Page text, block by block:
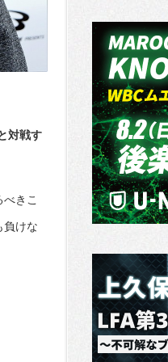
対戦す
きこ
負けな